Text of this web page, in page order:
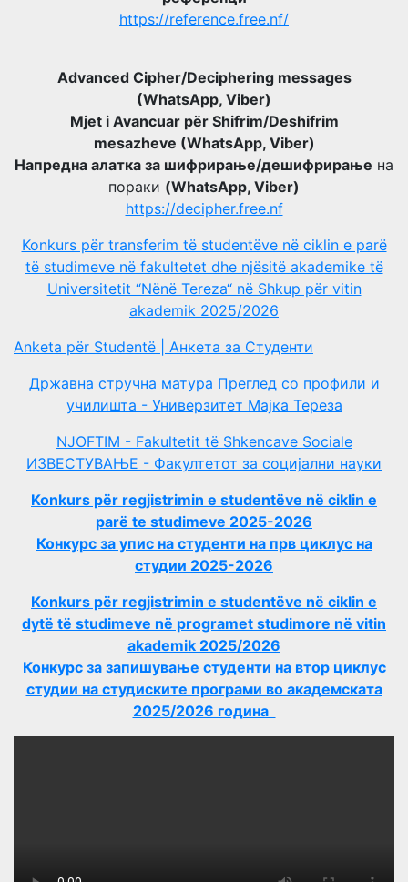
https://reference.free.nf/
Advanced Cipher/Deciphering messages
(WhatsApp, Viber)
Mjet i Avancuar për Shifrim/Deshifrim
mesazheve (WhatsApp, Viber)
Напредна алатка за шифрирање/дешифрирање на
пораки (WhatsApp, Viber)
https://decipher.free.nf
Konkurs për transferim të studentëve në ciklin e parë
të studimeve në fakultetet dhe njësitë akademike të
Universitetit “Nënë Tereza“ në Shkup për vitin
akademik 2025/2026
Anketa për Studentë | Анкета за Студенти
Државна стручна матура Преглед со профили и
училишта - Универзитет Мајка Тереза
NJOFTIM - Fakultetit të Shkencave Sociale
ИЗВЕСТУВАЊЕ - Факултетот за социјални науки
Konkurs për regjistrimin e studentëve në ciklin e
parë te studimeve 2025-2026
Конкурс за упис на студенти на прв циклус на
студии 2025-2026
Konkurs për regjistrimin e studentëve në ciklin e
dytë të studimeve në programet studimore në vitin
akademik 2025/2026
Конкурс за запишување студенти на втор циклус
студии на студиските програми во академската
2025/2026 година